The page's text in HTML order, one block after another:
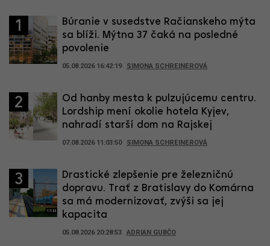
1
Búranie v susedstve Račianskeho mýta
sa blíži. Mýtna 37 čaká na posledné
povolenie
05.08.2026 16:42:19 SIMONA SCHREINEROVÁ
2
Od hanby mesta k pulzujúcemu centru.
Lordship mení okolie hotela Kyjev,
nahradí starší dom na Rajskej
07.08.2026 11:03:50 SIMONA SCHREINEROVÁ
3
Drastické zlepšenie pre železničnú
dopravu. Trať z Bratislavy do Komárna
sa má modernizovať, zvýši sa jej
kapacita
05.08.2026 20:28:53 ADRIAN GUBČO